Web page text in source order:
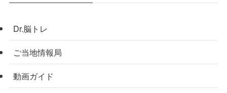
Dr.脳トレ
ご当地情報局
動画ガイド